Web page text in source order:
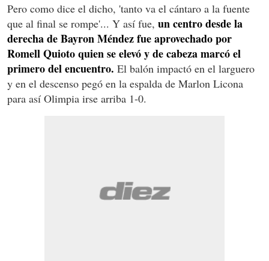
Pero como dice el dicho, 'tanto va el cántaro a la fuente
que al final se rompe'... Y así fue, un centro desde la
derecha de Bayron Méndez fue aprovechado por
Romell Quioto quien se elevó y de cabeza marcó el
primero del encuentro. El balón impactó en el larguero
y en el descenso pegó en la espalda de Marlon Licona
para así Olimpia irse arriba 1-0.